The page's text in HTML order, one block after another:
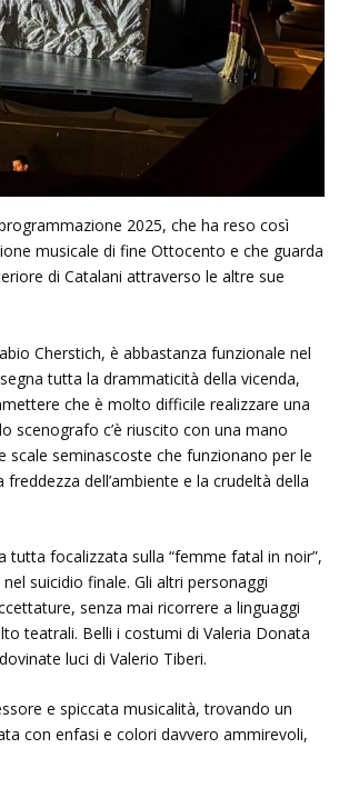
2025, che ha reso così
musicale di fine Ottocento e che guarda
di Catalani attraverso le altre sue
Cherstich, è abbastanza funzionale nel
tutta la drammaticità della vicenda,
che è molto difficile realizzare una
scenografo c’è riuscito con una mano
scale seminascoste che funzionano per le
dell’ambiente e la crudeltà della
tutta focalizzata sulla “femme fatal in noir”,
suicidio finale. Gli altri personaggi
senza mai ricorrere a linguaggi
teatrali. Belli i costumi di Valeria Donata
luci di Valerio Tiberi.
e spiccata musicalità, trovando un
con enfasi e colori davvero ammirevoli,